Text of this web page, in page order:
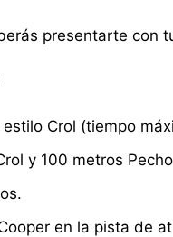
presentarte con
Crol (tiempo
y 100 metros
en la pista de